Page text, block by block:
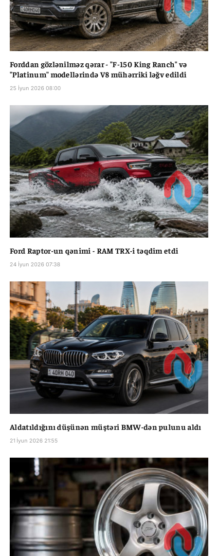
Forddan gözlənilməz qərar - "F-150 King Ranch" və
"Platinum" modellərində V8 mühərriki ləğv edildi
25 İyun 2026 08:00
Ford Raptor-un qənimi - RAM TRX-i təqdim etdi
24 İyun 2026 07:38
Aldatıldığını düşünən müştəri BMW-dən pulunu aldı
21 İyun 2026 21:55